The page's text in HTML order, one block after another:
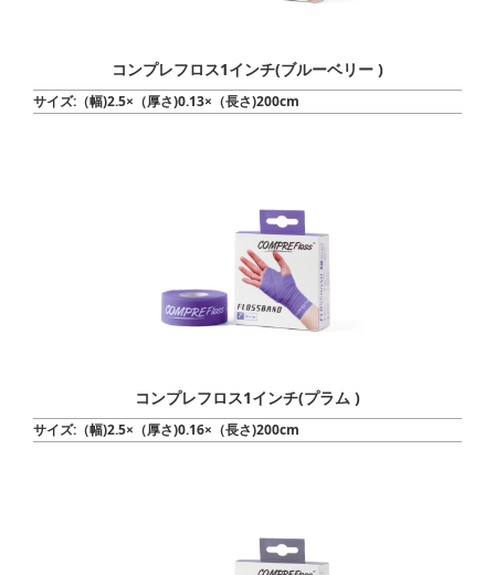
コンプレフロス1インチ(ブルーベリー )
サイズ:（幅)2.5×（厚さ)0.13×（長さ)200cm
コンプレフロス1インチ(プラム )
サイズ:（幅)2.5×（厚さ)0.16×（長さ)200cm